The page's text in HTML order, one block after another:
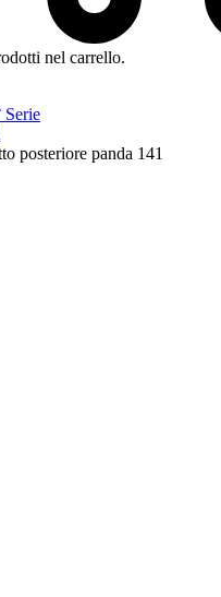
nel carrello.
Serie
posteriore panda 141